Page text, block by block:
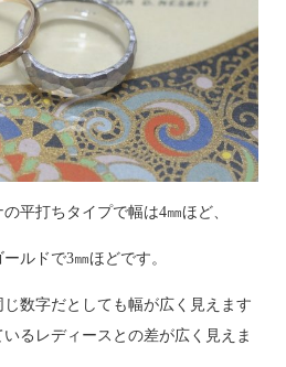
平打ちタイプで幅は4㎜ほど、
ルドで3㎜ほどです。
数字だとしても幅が広く見えます
るレディースとの差が広く見えま